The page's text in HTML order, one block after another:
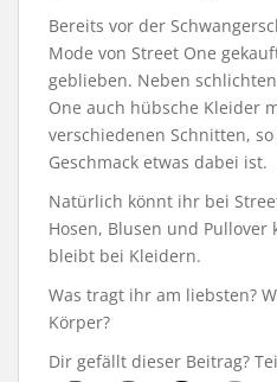
Bereits vor der
Mode von Street One
geblieben. Neben
One auch hübsche Kleider
verschiedenen Schnitten,
Geschmack etwas dabei ist.
Natürlich könnt ihr bei
Hosen, Blusen und Pullover
bleibt bei Kleidern.
Was tragt ihr am liebsten?
Körper?
Dir gefällt dieser Beitrag?